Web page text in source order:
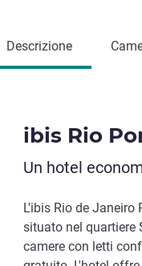
Descrizione
ibis Rio
Un hotel
L'ibis Rio de
situato nel quartiere
camere con letti